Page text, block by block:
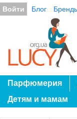
Войти Блог
Парфюмерия
Детям и мамам